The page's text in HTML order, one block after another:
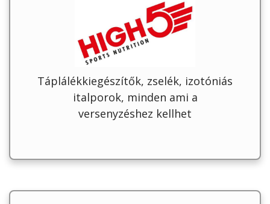
Táplálékkiegészítők, zselék, izotóniás
italporok, minden ami a
versenyzéshez kellhet